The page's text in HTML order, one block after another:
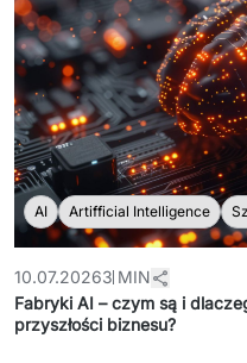
AI Artifficial Intelligence
10.07.20263 MIN
Fabryki AI – czym są i
przyszłości biznesu?